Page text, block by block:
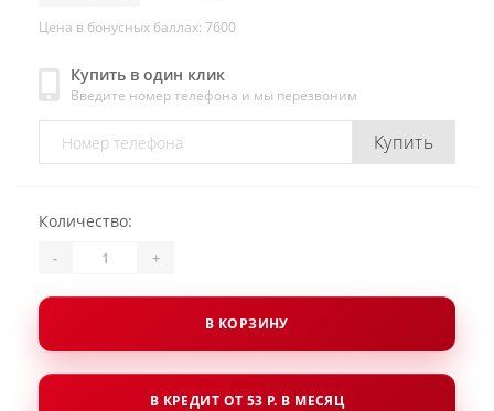
Цена в бонусных баллах: 7600
Купить в один клик
Введите номер телефона и мы перезвоним
Купить
Количество:
- +
В КОРЗИНУ
В КРЕДИТ ОТ 53 Р. В МЕСЯЦ